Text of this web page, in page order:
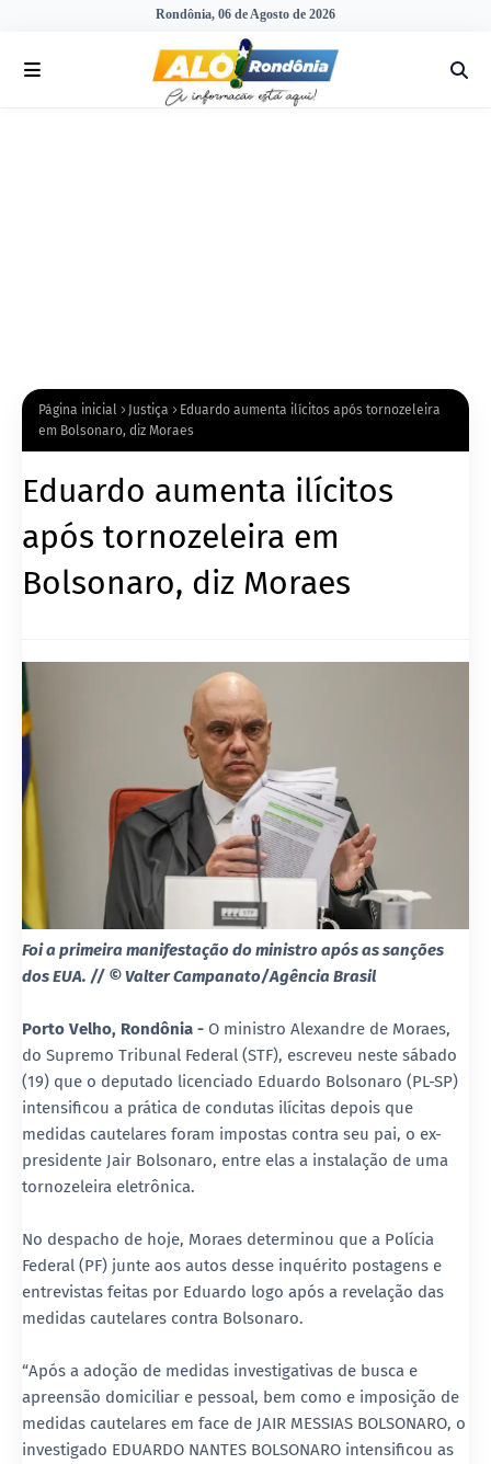
Rondônia, 06 de Agosto de 2026
Página inicial Justiça
Eduardo aumenta ilícitos após tornozeleira
em Bolsonaro, diz Moraes
Eduardo aumenta ilícitos
após tornozeleira em
Bolsonaro, diz Moraes
Foi a primeira manifestação do ministro após as sanções
dos EUA. // © Valter Campanato/Agência Brasil
Porto Velho, Rondônia - O ministro Alexandre de Moraes,
do Supremo Tribunal Federal (STF), escreveu neste sábado
(19) que o deputado licenciado Eduardo Bolsonaro (PL-SP)
intensificou a prática de condutas ilícitas depois que
medidas cautelares foram impostas contra seu pai, o ex-
presidente Jair Bolsonaro, entre elas a instalação de uma
tornozeleira eletrônica.
No despacho de hoje, Moraes determinou que a Polícia
Federal (PF) junte aos autos desse inquérito postagens e
entrevistas feitas por Eduardo logo após a revelação das
medidas cautelares contra Bolsonaro.
“Após a adoção de medidas investigativas de busca e
apreensão domiciliar e pessoal, bem como e imposição de
medidas cautelares em face de JAIR MESSIAS BOLSONARO, o
investigado EDUARDO NANTES BOLSONARO intensificou as